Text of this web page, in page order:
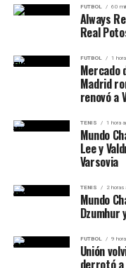
obstante, la
dependerá de su
candidato, Trump
que el anuncio fue
electoral que como
Fuentes del
hay cambios oficiales
Siria”, dejando en
declaración de
Un gesto
El anuncio ocurre a
elecciones
intensificado su
FUTBOL 60
Always
Real
FUTBOL 1
Mercado
Madrid
renovó a
TENIS 1 hora
Mundo
Lee y
Varsovia
TENIS 2 horas
Mundo
Dzumhur
FUTBOL 9
Unión
derrotó a